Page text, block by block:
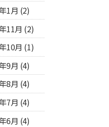
1月 (2)
11月 (2)
10月 (1)
9月 (4)
8月 (4)
7月 (4)
6月 (4)